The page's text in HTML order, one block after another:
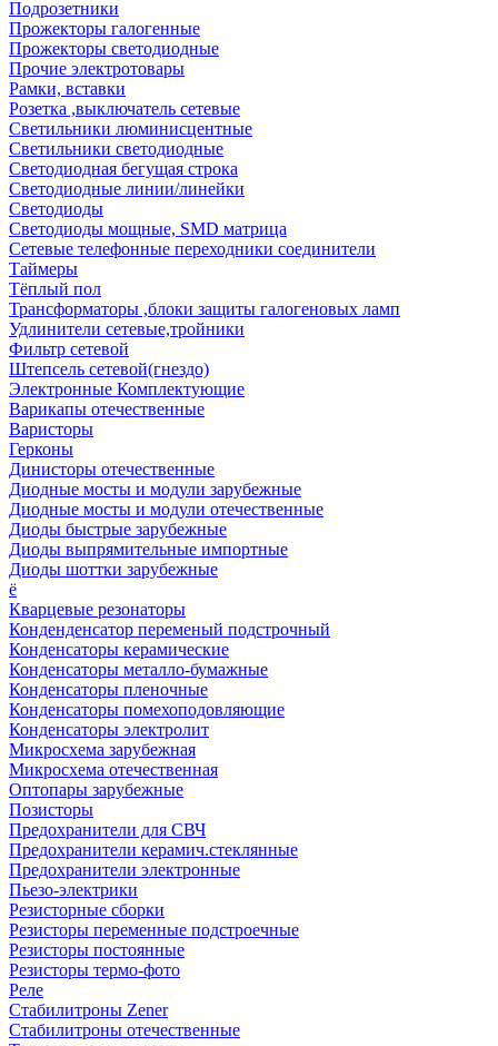
Подрозетники
Прожекторы галогенные
Прожекторы светодиодные
Прочие электротовары
Рамки, вставки
Розетка ,выключатель сетевые
Светильники люминисцентные
Светильники светодиодные
Светодиодная бегущая строка
Светодиодные линии/линейки
Светодиоды
Светодиоды мощные, SMD матрица
Сетевые телефонные переходники соединители
Таймеры
Тёплый пол
Трансформаторы ,блоки защиты галогеновых ламп
Удлинители сетевые,тройники
Фильтр сетевой
Штепсель сетевой(гнездо)
Электронные Комплектующие
Варикапы отечественные
Варисторы
Герконы
Динисторы отечественные
Диодные мосты и модули зарубежные
Диодные мосты и модули отечественные
Диоды быстрые зарубежные
Диоды выпрямительные импортные
Диоды шоттки зарубежные
ё
Кварцевые резонаторы
Конденденсатор переменый подстрочный
Конденсаторы керамические
Конденсаторы металло-бумажные
Конденсаторы пленочные
Конденсаторы помехоподовляющие
Конденсаторы электролит
Микросхема зарубежная
Микросхема отечественная
Оптопары зарубежные
Позисторы
Предохранители для СВЧ
Предохранители керамич.стеклянные
Предохранители электронные
Пьезо-электрики
Резисторные сборки
Резисторы переменные подстроечные
Резисторы постоянные
Резисторы термо-фото
Реле
Стабилитроны Zener
Стабилитроны отечественные